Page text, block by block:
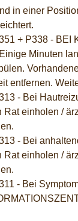
in einer
+ P338 - BEI
Minuten
entfernen.
- Bei
Rat einholen /
- Bei
Rat einholen /
- Bei